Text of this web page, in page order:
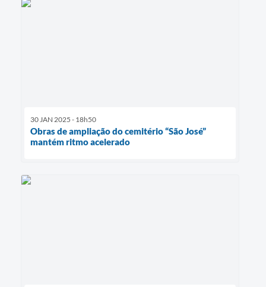
30 JAN 2025 - 18h50
Obras de ampliação do cemitério “São José”
mantém ritmo acelerado